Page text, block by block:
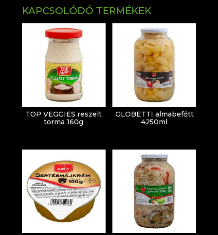
KAPCSOLÓDÓ TERMÉKEK
TOP VEGGIES reszelt
torma 160g
GLOBETTI almabefőtt
4250ml